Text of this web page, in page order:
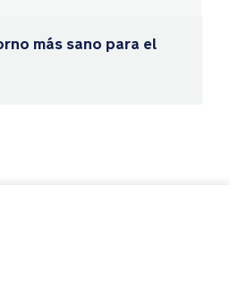
más sano para el